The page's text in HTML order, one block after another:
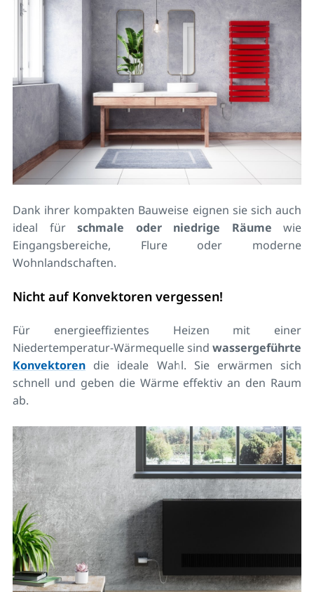
Dank ihrer kompakten Bauweise eignen sie sich auch
ideal für schmale oder niedrige Räume wie
Eingangsbereiche, Flure oder moderne
Wohnlandschaften.
Nicht auf Konvektoren vergessen!
Für energieeffizientes Heizen mit einer
Niedertemperatur-Wärmequelle sind wassergeführte
Konvektoren die ideale Wahl. Sie erwärmen sich
schnell und geben die Wärme effektiv an den Raum
ab.